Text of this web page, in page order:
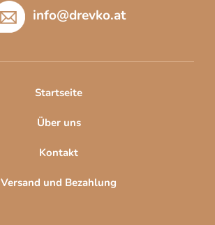
info@drevko.at
Startseite
Über uns
Kontakt
Versand und Bezahlung